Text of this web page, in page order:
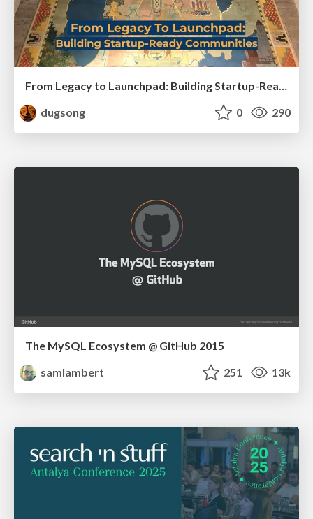
From Legacy to Launchpad: Building Startup-Ready Communities
dugsong
0 290
The MySQL Ecosystem @ GitHub 2015
samlambert
251 13k